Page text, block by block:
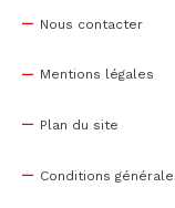
Nous contacter
Mentions légales
Plan du site
Conditions